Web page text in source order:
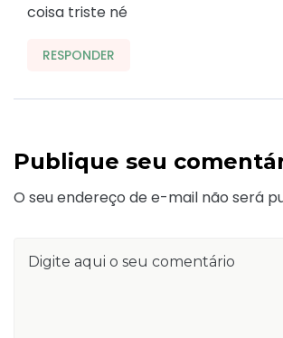
coisa triste né
RESPONDER
Publique seu
O seu endereço de e-mail não será